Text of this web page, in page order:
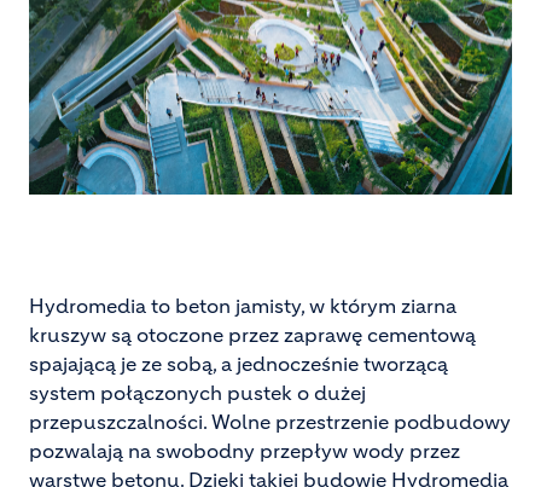
Hydromedia to beton jamisty, w którym ziarna
kruszyw są otoczone przez zaprawę cementową
spajającą je ze sobą, a jednocześnie tworzącą
system połączonych pustek o dużej
przepuszczalności. Wolne przestrzenie podbudowy
pozwalają na swobodny przepływ wody przez
warstwę betonu. Dzięki takiej budowie Hydromedia